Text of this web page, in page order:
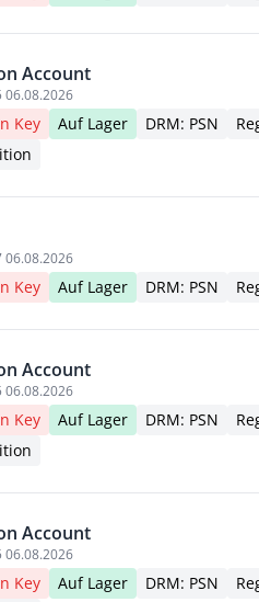
Account
06.08.2026
Key Auf Lager DRM: PSN
06.08.2026
Key Auf Lager DRM: PSN
Account
06.08.2026
Key Auf Lager DRM: PSN
Account
06.08.2026
Key Auf Lager DRM: PSN